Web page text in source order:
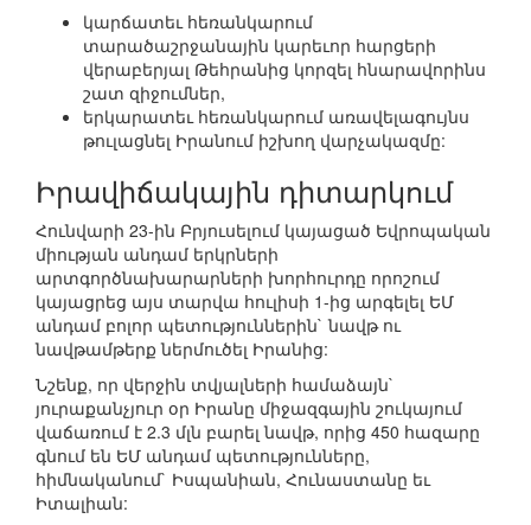
կարճատեւ հեռանկարում
տարածաշրջանային կարեւոր հարցերի
վերաբերյալ Թեհրանից կորզել հնարավորինս
շատ զիջումներ,
երկարատեւ հեռանկարում առավելագույնս
թուլացնել Իրանում իշխող վարչակազմը:
Իրավիճակային դիտարկում
Հունվարի 23-ին Բրյուսելում կայացած Եվրոպական
միության անդամ երկրների
արտգործնախարարների խորհուրդը որոշում
կայացրեց այս տարվա հուլիսի 1-ից արգելել ԵՄ
անդամ բոլոր պետություններին` նավթ ու
նավթամթերք ներմուծել Իրանից:
Նշենք, որ վերջին տվյալների համաձայն`
յուրաքանչյուր օր Իրանը միջազգային շուկայում
վաճառում է 2.3 մլն բարել նավթ, որից 450 հազարը
գնում են ԵՄ անդամ պետությունները,
հիմնականում` Իսպանիան, Հունաստանը եւ
Իտալիան: